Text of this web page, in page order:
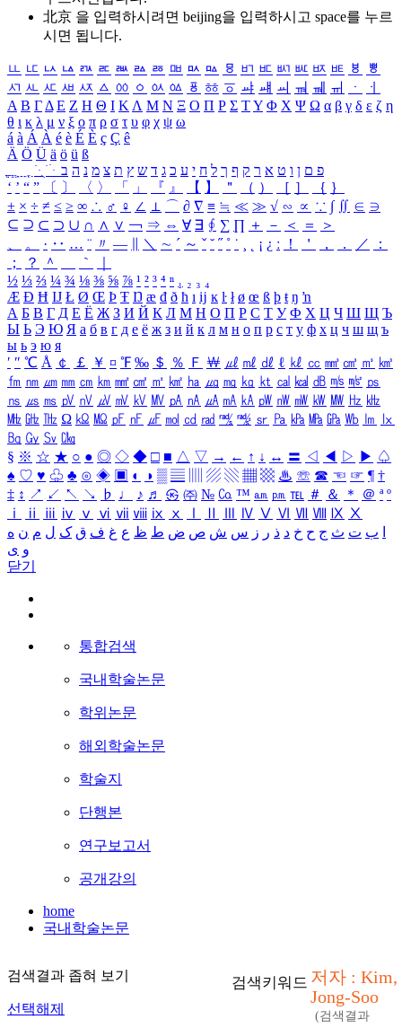
北京 을 입력하시려면 beijing을 입력하시고 space를 누르
시면 됩니다.
ㅥ ㅦ ㅧ ㅨ ㅩ ㅪ ㅫ ㅬ ㅭ ㅮ ㅯ ㅰ ㅱ ㅲ ㅳ ㅴ ㅵ ㅶ ㅷ ㅸ
ㅹ
ㅺ ㅻ ㅼ ㅽ ㅾ ㅿ ㆀ ㆁ ㆂ ㆃ ㆄ ㆅ ㆆ ㆇ ㆈ ㆉ ㆊ ㆋ ㆌ ㆍ
ㆎ
Α Β ΓΔ Ε Ζ Η Θ Ι ΚΛ Μ Ν Ξ Ο Π Ρ Σ ΤΥ Φ Χ Ψ Ω α β γ δ ε ζ η
θ ι κ λ μ ν ξ ο π ρ σ τ υ φ χ ψ ω
á à Á À é è É È ç Ç ê
Ä Ö Ü ä ö ü ß
ִֶֹ ֻּ ׁׂ פ ם ן ו ט א ר ק ף ך ל ח י ע כ ג ד ש ץ ת צ מ נ ה ב
‘ ’ “ ” 〔 〕 〈 〉 「 」 『 』 【 】 ＂ （ ） ［ ］ ｛ ｝
± × ÷ ≠ ≤ ≥ ∞ ∴ ♂ ♀ ∠ ⊥ ⌒ ∂ ∇ ≡ ≒ ≪ ≫ √ ∽ ∝ ∵ ∫ ∬ ∈ ∋
⊆ ⊇ ⊂ ⊃ ∪ ∩ ∧ ∨ ￢ ⇒ ⇔ ∀ ∃ ∮ ∑ ∏ ＋ － ＜ ＝
＞
、
。 · ‥ … ¨ 〃 ― ＼ ∼ ´ ～ ˇ ˘ ˝ ˚ ˙ ¸ ¡ ¿ ː ！ ＇ ， ． ／
：
；
？ ＾ ｀
½ ⅓ ⅔ ¼ ¾ ⅛ ⅜ ⅝ ⅞ ¹ ² ³ ⁴ ⁿ ₁ ₂ ₃ ₄
Æ Ð Ħ Ĳ Ł Ø Œ Þ Ŧ Ŋ æ đ ð ħ ı ĳ ĸ ŀ ł ø œ ß þ ŧ ŋ ŉ
А Б В Г Д Е Ё Ж З И Й К Л М Н О П Р С Т У Ф Х Ц Ч Ш Щ Ъ
Ы Ь Э Ю Я а б в г д е ё ж з и й к л м н о п р с т у ф х ц ч ш щ ъ
ы ь э ю я
′ ″ ℃ Å ￠ ￡ ￥ ¤ ℉ ‰ ＄ ％ Ｆ ￦ ㎕ ㎖ ㎗ ℓ ㎘ ㏄ ㎣ ㎤ ㎥ ㎦
㎙ ㎚ ㎛ ㎜ ㎝ ㎞ ㎟ ㎠ ㎡ ㎢ ㏊ ㎍ ㎎ ㎏ ㏏ ㎈ ㎉ ㏈ ㎧ ㎨ ㎰
㎱ ㎲ ㎳ ㎴ ㎵ ㎶ ㎷ ㎸ ㎹ ㎀ ㎁ ㎂ ㎃ ㎄ ㎺ ㎻ ㎽ ㎾ ㎿ ㎐ ㎑
㎒ ㎓ ㎔ Ω ㏀ ㏁ ㎊ ㎋ ㎌ ㏖ ㏅ ㎭ ㎮ ㎯ ㏛ ㎩ ㎪ ㎫ ㎬ ㏝ ㏐
㏓
㏃ ㏉ ㏜ ㏆
§ ※ ☆ ★ ○ ● ◎ ◇ ◆ □ ■ △ ▽ → ← ↑ ↓ ↔ 〓 ◁ ◀ ▷ ▶ ♤
♠ ♡ ♥ ♧ ♣ ⊙ ◈ ▣ ◐ ◑ ▒ ▤ ▨ ▧ ▦ ▩ ♨ ☏ ☎ ☜ ☞ ¶ †
‡ ↕ ↗ ↙ ↖ ↘ ♭ ♩ ♪ ♬ ㉿ ㈜ № ㏇ ™ ㏂ ㏘ ℡ ＃ ＆ ＊ ＠ ª º
ⅰ
ⅱ ⅲ ⅳ ⅴ ⅵ ⅶ ⅷ ⅸ ⅹ Ⅳ Ⅴ Ⅵ Ⅶ Ⅷ Ⅸ Ⅹ
ب ت ث ج ح خ د ذ ر ز س ش ص ض ط ظ ع غ ف ق ک ل م ن ه
و ی
닫기
통합검색
국내학술논문
학위논문
해외학술논문
학술지
단행본
연구보고서
공개강의
home
국내학술논문
검색결과 좁혀 보기
선택해제
검색키워드 저자 : Kim,
Jong-Soo
(검색결과